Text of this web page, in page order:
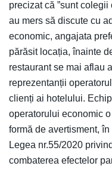
precizat că ”sunt
au mers să discute cu
economic, angajata
părăsit locația, înainte
restaurant se mai aflau
reprezentanții
clienți ai hotelului.
operatorului economic
formă de avertisment,
Legea nr.55/2020
combaterea efectelor